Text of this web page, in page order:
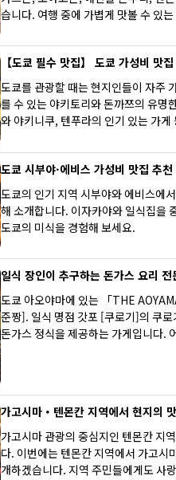
습니다. 여행 중에 가볍게 맛볼 수 있
【도쿄 필수 맛집】 도쿄 가성비 맛
도쿄를 관광할 때는 현지인들이 자주
를 수 있는 야키토리와 돈까쯔의 유명
와 야키니쿠, 텐푸라의 인기 있는 가
도쿄 시부야·에비스 가성비 맛집 추
도쿄의 인기 지역 시부야와 에비스에
해 소개합니다. 이자카야와 일식집을
도쿄의 미식을 경험해 보세요.
일식 장인이 추구하는 돈가스 요리
도쿄 아오야마에 있는 「THE
준짱]. 일식 명점 갓포 [쿠로기]의 쿠
돈가스 정식을 제공하는 가게입니다.
가고시마・텐몬칸 지역에서 현지의
가고시마 관광의 중심지인 텐몬칸 지
다. 이번에는 텐몬칸 지역에서 가고시
개하겠습니다. 지역 주민들에게도 사